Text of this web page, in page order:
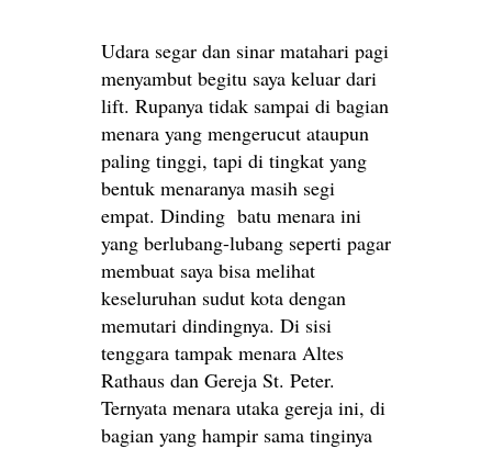
Udara segar dan sinar matahari pagi
menyambut begitu saya keluar dari
lift. Rupanya tidak sampai di bagian
menara yang mengerucut ataupun
paling tinggi, tapi di tingkat yang
bentuk menaranya masih segi
empat. Dinding batu menara ini
yang berlubang-lubang seperti pagar
membuat saya bisa melihat
keseluruhan sudut kota dengan
memutari dindingnya. Di sisi
tenggara tampak menara Altes
Rathaus dan Gereja St. Peter.
Ternyata menara utaka gereja ini, di
bagian yang hampir sama tinginya